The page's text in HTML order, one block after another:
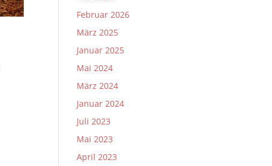
Februar 2026
März 2025
Januar 2025
Mai 2024
März 2024
Januar 2024
Juli 2023
Mai 2023
April 2023